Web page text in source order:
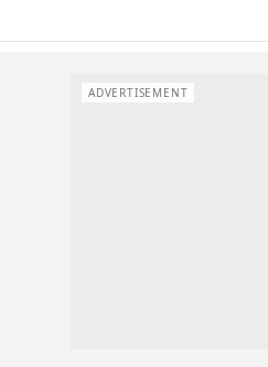
ADVERTISEMENT